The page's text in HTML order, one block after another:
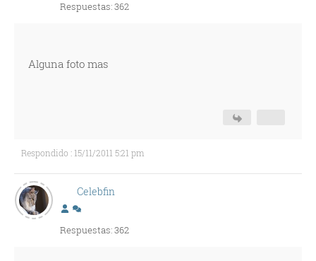
Respuestas: 362
Alguna foto mas
Respondido : 15/11/2011 5:21 pm
Celebfin
Respuestas: 362